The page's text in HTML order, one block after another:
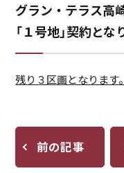
グラン・テラス高
「１号地」契約とな
残り３区画となります
前の記事